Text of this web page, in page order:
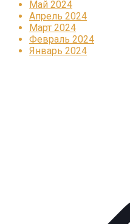
Май 2024
Апрель 2024
Март 2024
Февраль 2024
Январь 2024